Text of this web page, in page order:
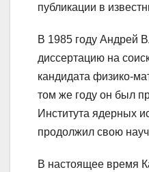
публикации в
В 1985 году Андрей
диссертацию на
кандидата физико-
том же году он был
Института ядерных
продолжил свою
В настоящее время